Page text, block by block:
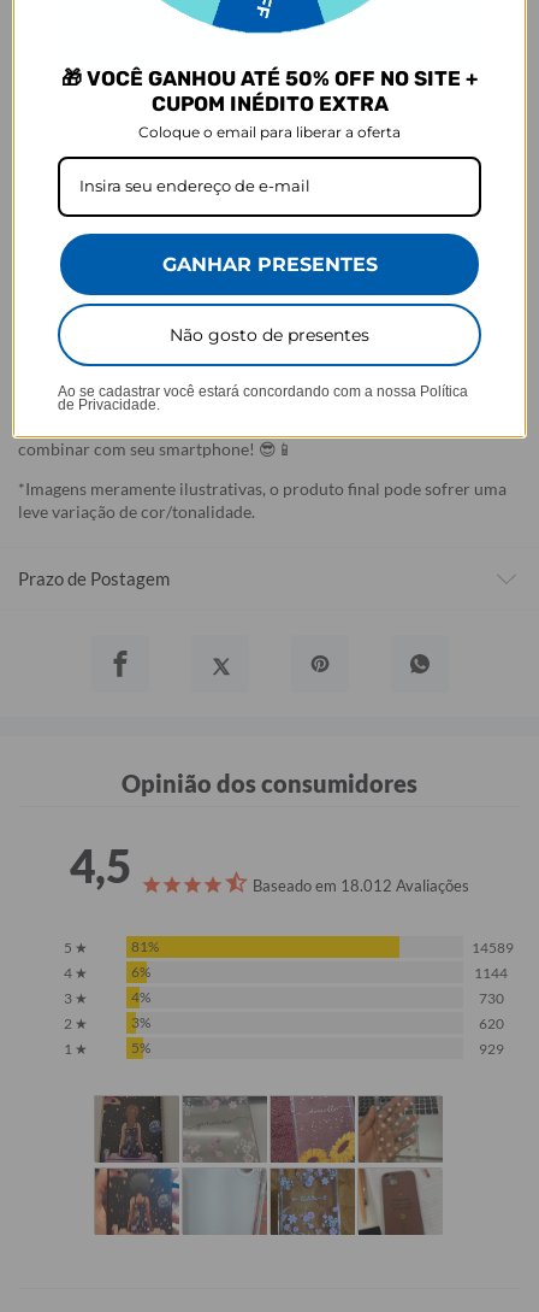
- Por isso, é super importante conferir com atenção todos os
variações escolhidas.
- Após o início da produção, não é possível realizar
cancelamentos ou alterações, pois o produto não pode retornar
ao estoque.
- Descascamento: 6 meses;
- Amarelamento: 6 meses;
- Demais defeitos de fábrica: 3 meses.
Ei, atenção aí!
Antes de garantir seu acessório, dá uma conferida no modelo do
seu celular! Os modelos 5G geralmente têm telas maiores que as
outras versões, então certifique-se de que o seu escolhido vai
combinar com seu smartphone! 😎📱
*Imagens meramente ilustrativas, o produto final pode sofrer uma
leve variação de cor/tonalidade.
Prazo de Postagem
Opinião dos consumidores
4,5 Baseado em 18.012 Avaliações
5 ★ 81%
14589
4 ★
6%
1144
3 ★
4%
730
2 ★
3%
620
1 ★
5% 929
🎁 VOCÊ GANHOU ATÉ 50% OFF NO SITE +
CUPOM INÉDITO EXTRA
Coloque o email para liberar a oferta
GANHAR PRESENTES
Não gosto de presentes
Ao se cadastrar você estará concordando com a nossa Política
de Privacidade.